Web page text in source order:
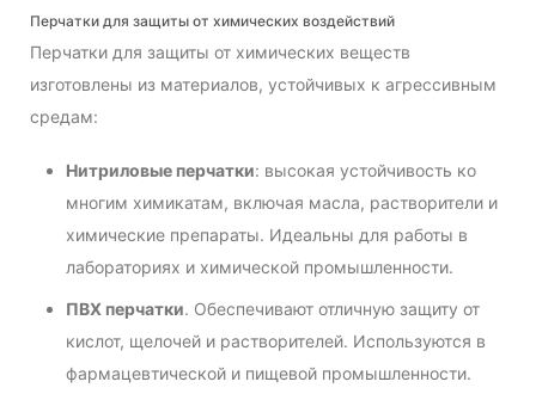
Перчатки для защиты от химических воздействий
Перчатки для защиты от химических веществ
изготовлены из материалов, устойчивых к агрессивным
средам:
Нитриловые перчатки: высокая устойчивость ко
многим химикатам, включая масла, растворители и
химические препараты. Идеальны для работы в
лабораториях и химической промышленности.
ПВХ перчатки. Обеспечивают отличную защиту от
кислот, щелочей и растворителей. Используются в
фармацевтической и пищевой промышленности.